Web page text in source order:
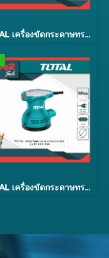
TOTAL เครื่องขัดกระดาษทรายแบบสั่น 240w รุ่น TF2231106
TOTAL เครื่องขัดกระดาษทรายแบบกลม 5 นิ้ว 320w รุ่น TF2031256